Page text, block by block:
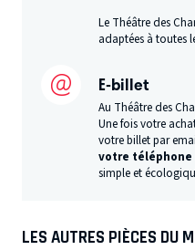
Le Théâtre des
adaptées à toutes
E-billet
Au Théâtre des
Une fois votre
votre billet par
votre téléphone
simple et
LES AUTRES PIÈCES DU